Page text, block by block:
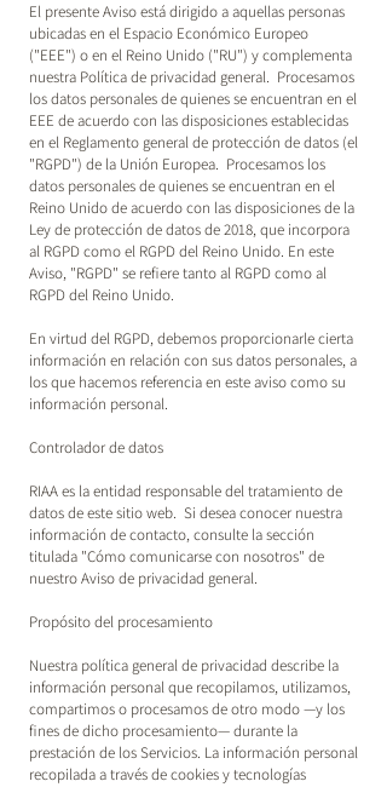
El presente Aviso está dirigido a aquellas personas
ubicadas en el Espacio Económico Europeo
("EEE") o en el Reino Unido ("RU") y complementa
nuestra Política de privacidad general. Procesamos
los datos personales de quienes se encuentran en el
EEE de acuerdo con las disposiciones establecidas
en el Reglamento general de protección de datos (el
"RGPD") de la Unión Europea. Procesamos los
datos personales de quienes se encuentran en el
Reino Unido de acuerdo con las disposiciones de la
Ley de protección de datos de 2018, que incorpora
al RGPD como el RGPD del Reino Unido. En este
Aviso, "RGPD" se refiere tanto al RGPD como al
RGPD del Reino Unido.
En virtud del RGPD, debemos proporcionarle cierta
información en relación con sus datos personales, a
los que hacemos referencia en este aviso como su
información personal.
Controlador de datos
RIAA es la entidad responsable del tratamiento de
datos de este sitio web. Si desea conocer nuestra
información de contacto, consulte la sección
titulada "Cómo comunicarse con nosotros" de
nuestro Aviso de privacidad general.
Propósito del procesamiento
Nuestra política general de privacidad describe la
información personal que recopilamos, utilizamos,
compartimos o procesamos de otro modo —y los
fines de dicho procesamiento— durante la
prestación de los Servicios. La información personal
recopilada a través de cookies y tecnologías